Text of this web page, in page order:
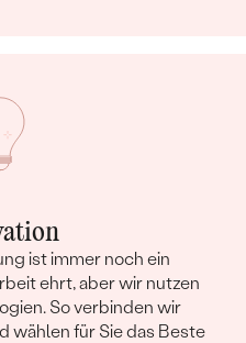
ist immer noch ein
ehrt, aber wir nutzen
So verbinden wir
wählen für Sie das Beste